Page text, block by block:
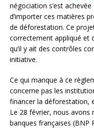
négociation s’est
d’importer ces matières
de déforestation. Ce
correctement appliqué et
qu’il y ait des contrôles
initiative.
Ce qui manque à ce
concerne pas les
financer la déforestation,
Le 28 février, nous avons
banques françaises (BNP